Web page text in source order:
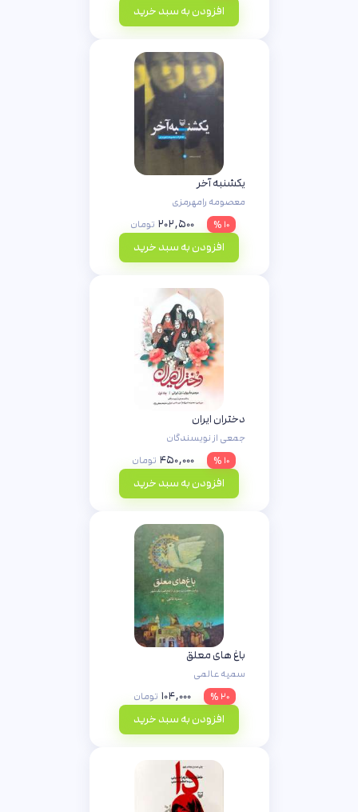
افزودن به سبد خرید
یکشنبه آخر
معصومه رامهرمزی
۱۰ %
۲۰۲,۵۰۰ تومان
افزودن به سبد خرید
دختران ایران
جمعی از نویسندگان
۱۰ %
۴۵۰,۰۰۰ تومان
افزودن به سبد خرید
باغ های معلق
سمیه عالمی
۲۰ %
۱۰۴,۰۰۰ تومان
افزودن به سبد خرید